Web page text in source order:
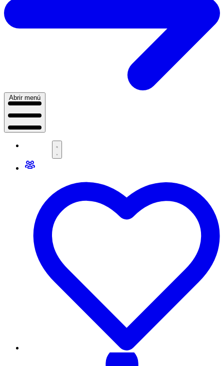
Abrir menú